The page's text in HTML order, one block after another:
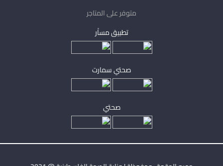
متوفر على المتاجر
تطبيق مساْر
صحتي سمارت
صحتي